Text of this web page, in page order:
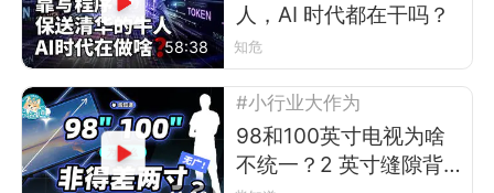
58:38
人，AI 时代都在干吗？
知危
#小行业大作为
98和100英寸电视为啥
不统一？2 英寸缝隙背